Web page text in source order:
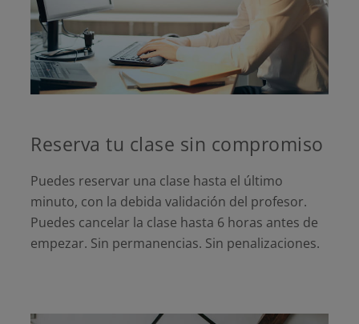
Reserva tu clase sin compromiso
Puedes reservar una clase hasta el último
minuto, con la debida validación del profesor.
Puedes cancelar la clase hasta 6 horas antes de
empezar. Sin permanencias. Sin penalizaciones.